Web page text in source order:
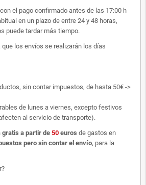
el pago confirmado antes de las 17:00 h
en un plazo de entre 24 y 48 horas,
puede tardar más tiempo.
los envíos se realizarán los días
sin contar impuestos, de hasta 50€ ->
de lunes a viernes, excepto festivos
al servicio de transporte).
gratis a partir de 50 euros de gastos en
pero sin contar el envío, para la